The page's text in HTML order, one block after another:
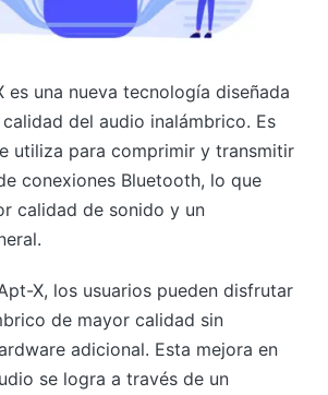
es una nueva tecnología diseñada
del audio inalámbrico. Es
utiliza para comprimir y transmitir
conexiones Bluetooth, lo que
calidad de sonido y un
X, los usuarios pueden disfrutar
de mayor calidad sin
adicional. Esta mejora en
se logra a través de un